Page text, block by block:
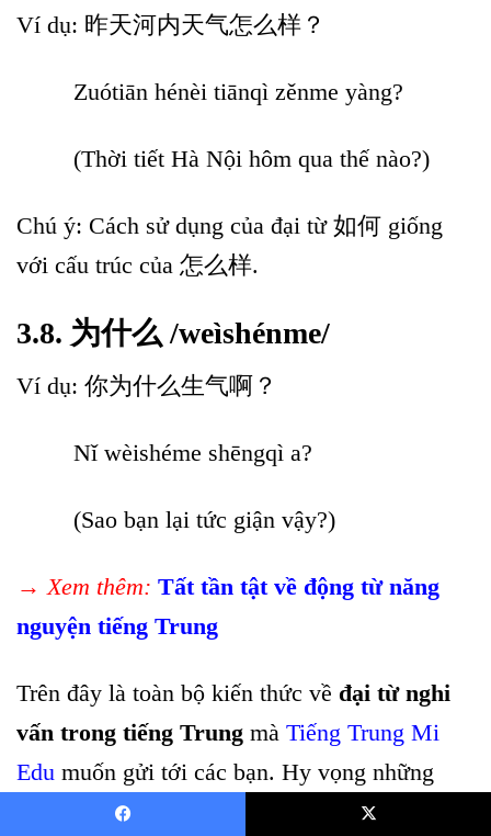
Ví dụ: 昨天河内天气怎么样？
Zuótiān hénèi tiānqì zěnme yàng?
(Thời tiết Hà Nội hôm qua thế nào?)
Chú ý: Cách sử dụng của đại từ 如何 giống
với cấu trúc của 怎么样.
3.8. 为什么 /weìshénme/
Ví dụ: 你为什么生气啊？
Nǐ wèishéme shēngqì a?
(Sao bạn lại tức giận vậy?)
→ Xem thêm: Tất tần tật về động từ năng
nguyện tiếng Trung
Trên đây là toàn bộ kiến thức về đại từ nghi
vấn trong tiếng Trung mà Tiếng Trung Mi
Edu muốn gửi tới các bạn. Hy vọng những
kiến thức vừa rồi đã giúp bạn đặt câu hỏi dễ